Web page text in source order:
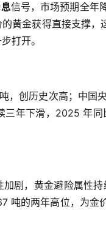
信号，市场预期全年
黄金获得直接支撑
打开。
，创历史次高；中国
年下滑，2025 年
剧，黄金避险属性
吨的两年高位，为